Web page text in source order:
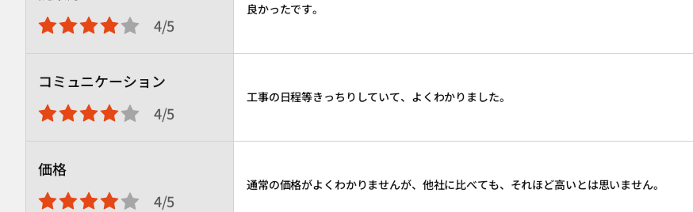
4/5
良かったです。
コミュニケーション
4/5
工事の日程等きっちりしていて、よくわかりました。
価格
4/5
通常の価格がよくわかりませんが、他社に比べても、それほど高いとは思いません。